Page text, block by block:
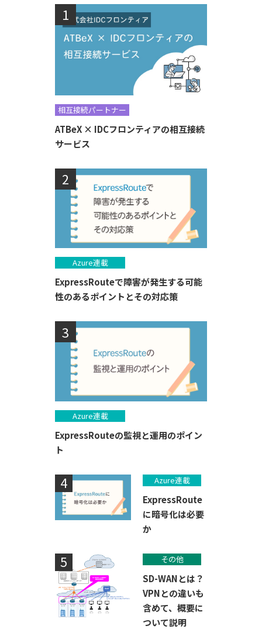
相互接続パートナー
ATBeX × IDCフロンティアの相互接続
サービス
Azure連載
ExpressRouteで障害が発生する可能
性のあるポイントとその対応策
Azure連載
ExpressRouteの監視と運用のポイン
ト
Azure連載
ExpressRoute
に暗号化は必要
か
その他
SD-WANとは？
VPNとの違いも
含めて、概要に
ついて説明